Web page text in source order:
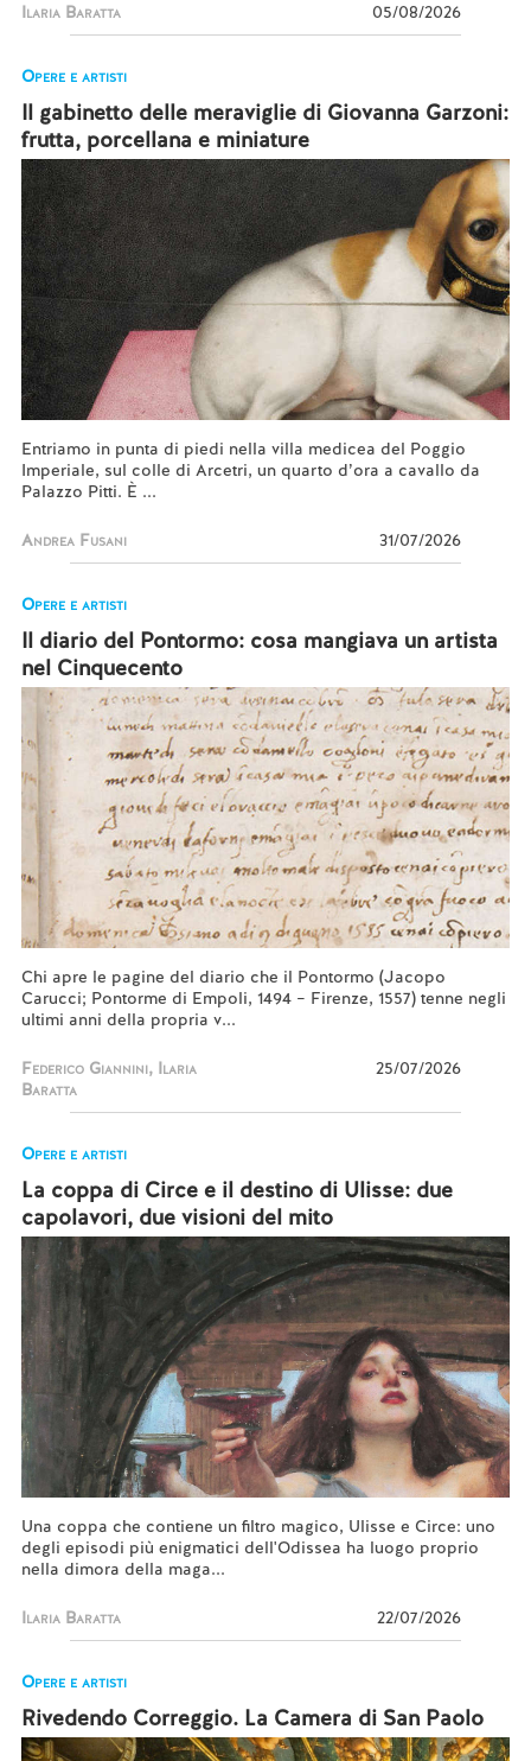
Ilaria Baratta 05/08/2026
Opere e artisti
Il gabinetto delle meraviglie di Giovanna Garzoni:
frutta, porcellana e miniature
Entriamo in punta di piedi nella villa medicea del Poggio
Imperiale, sul colle di Arcetri, un quarto d’ora a cavallo da
Palazzo Pitti. È ...
Andrea Fusani 31/07/2026
Opere e artisti
Il diario del Pontormo: cosa mangiava un artista
nel Cinquecento
Chi apre le pagine del diario che il Pontormo (Jacopo
Carucci; Pontorme di Empoli, 1494 – Firenze, 1557) tenne negli
ultimi anni della propria v...
Federico Giannini, Ilaria
Baratta
25/07/2026
Opere e artisti
La coppa di Circe e il destino di Ulisse: due
capolavori, due visioni del mito
Una coppa che contiene un filtro magico, Ulisse e Circe: uno
degli episodi più enigmatici dell'Odissea ha luogo proprio
nella dimora della maga...
Ilaria Baratta 22/07/2026
Opere e artisti
Rivedendo Correggio. La Camera di San Paolo